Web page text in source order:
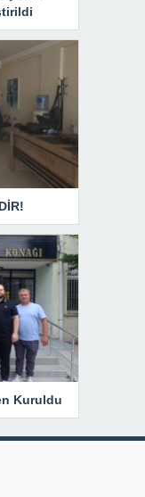
Kuruldu